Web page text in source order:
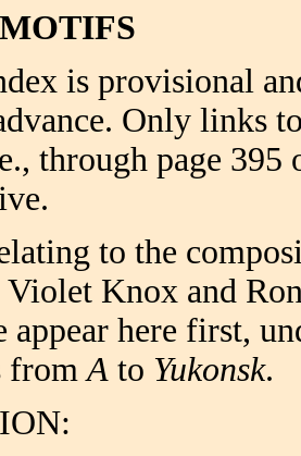
is provisional
Only links
through page
to the
Knox and
appear here first,
fromA to Yukonsk.